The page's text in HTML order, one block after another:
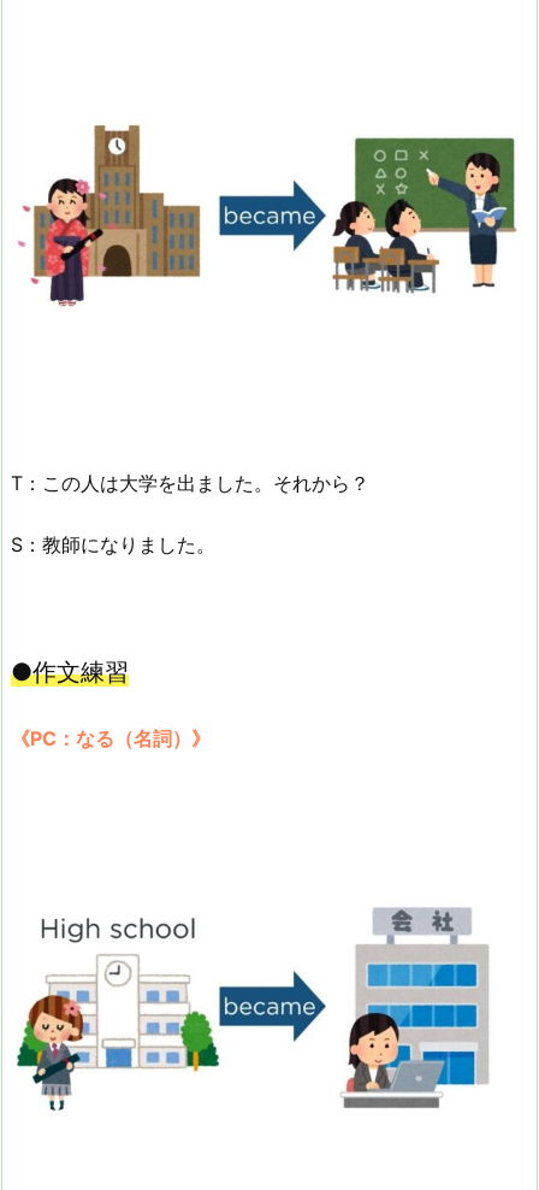
T：この人は大学を出ました。それから？
S：教師になりました。
●作文練習
《PC：なる（名詞）》